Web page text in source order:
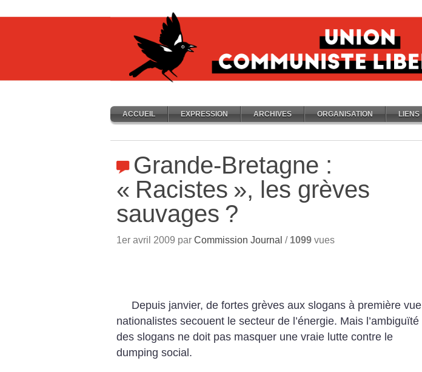
ACCUEIL EXPRESSION ARCHIVES ORGANISATION LIENS
Grande-Bretagne :
« Racistes », les grèves
sauvages ?
1er avril 2009 par Commission Journal / 1099 vues
Depuis janvier, de fortes grèves aux slogans à première vue
nationalistes secouent le secteur de l’énergie. Mais l’ambiguïté
des slogans ne doit pas masquer une vraie lutte contre le
dumping social.